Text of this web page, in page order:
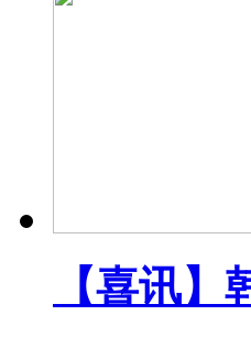
【喜讯